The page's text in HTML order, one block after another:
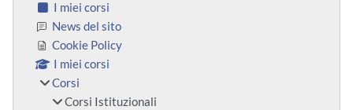
I miei corsi
News del sito
Cookie Policy
I miei corsi
Corsi
Corsi Istituzionali